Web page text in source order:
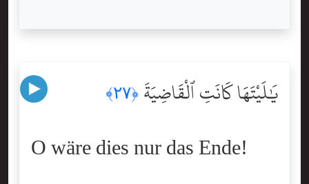
يَٰلَيْتَهَا كَانَتِ ٱلْقَاضِيَةَ ﴿٢٧﴾
O wäre dies nur das Ende!